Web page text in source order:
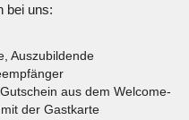
bei uns:
Auszubildende
aus dem Welcome-
der Gastkarte